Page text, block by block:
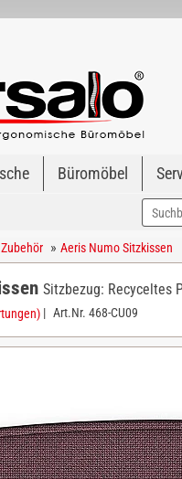
Büromöbel
» Aeris Numo Sitzkissen
Sitzbezug: Recyceltes
| Art.Nr. 468-CU09